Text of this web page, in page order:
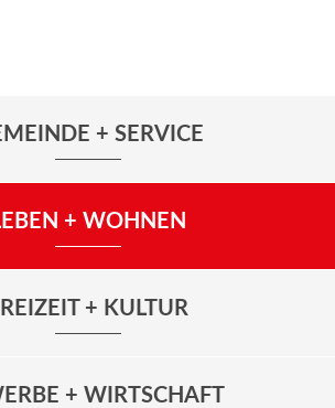
+ SERVICE
+ WOHNEN
+ KULTUR
+ WIRTSCHAFT